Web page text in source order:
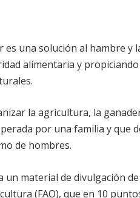
es una solución al hambre y
alimentaria y
la agricultura, la
por una familia y que
de hombres.
un material de divulgación
(FAO), que en 10